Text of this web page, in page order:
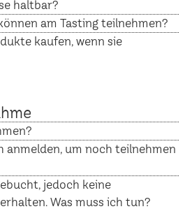
haltbar?
am Tasting teilnehmen?
kaufen, wenn sie
anmelden, um noch teilnehmen
jedoch keine
Was muss ich tun?